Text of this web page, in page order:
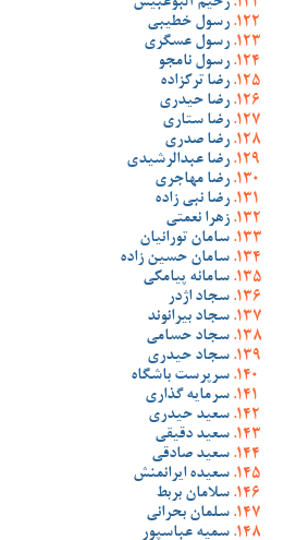
رحیم آلبوغبیش
رسول خطیبی
رسول عسگری
رسول نامجو
رضا ترکزاده
رضا حیدری
رضا ستاری
رضا صدری
رضا عبدالرشیدی
رضا مهاجری
رضا نبی زاده
زهرا نعمتی
سامان تورانیان
سامان حسین زاده
سامانه پیامکی
سجاد اژدر
سجاد بیرانوند
سجاد حسامی
سجاد حیدری
سرپرست باشگاه
سرمایه گذاری
سعید حیدری
سعید دقیقی
سعید صادقی
سعیده ایرانمنش
سلامان بربط
سلمان بحرانی
سمیه عباسپور